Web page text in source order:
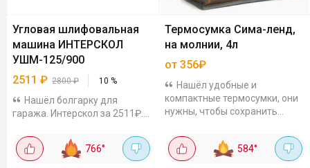
Угловая шлифовальная
машина ИНТЕРСКОЛ
УШМ-125/900
2511 ₽ 2800₽ 10 %
Нашёл болгарку для
гаража. Интерскол за 2511₽.У
бренда, очень нравится
качество! Что тут пишут:
766°
Термосумка Сима-ленд,
на молнии, 4л
от 356₽
Нашёл удобные и
компактные термосумки, они
нужны, чтобы сохранить
или холод). Идеальны для
пикников, поездок и
повседневного...
584°